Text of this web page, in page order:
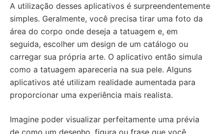
A utilização desses aplicativos é surpreendentemente
simples. Geralmente, você precisa tirar uma foto da
área do corpo onde deseja a tatuagem e, em
seguida, escolher um design de um catálogo ou
carregar sua própria arte. O aplicativo então simula
como a tatuagem apareceria na sua pele. Alguns
aplicativos até utilizam realidade aumentada para
proporcionar uma experiência mais realista.
Imagine poder visualizar perfeitamente uma prévia
de como um desenho, figura ou frase que você